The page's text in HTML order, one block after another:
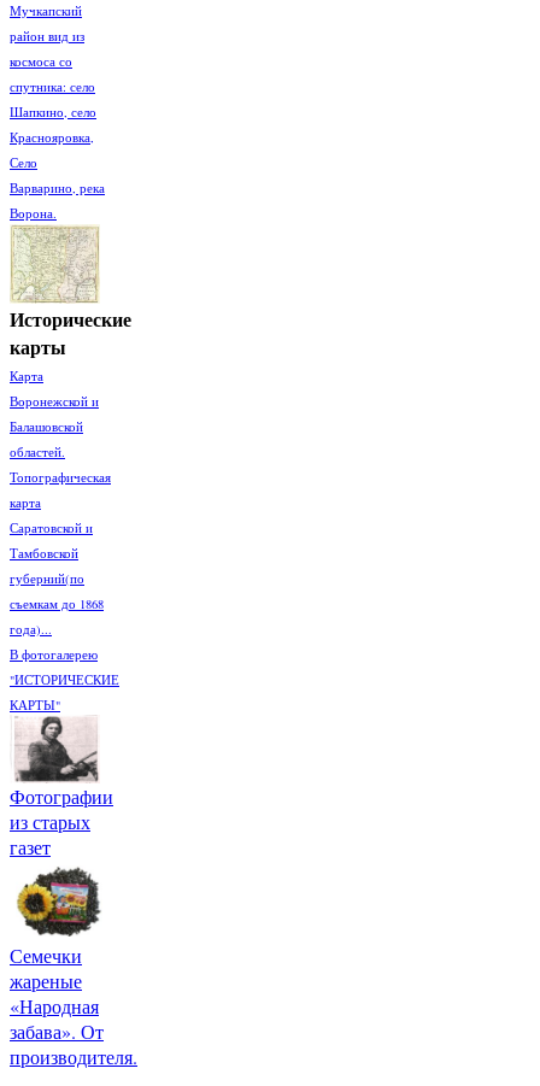
Мучкапский
район вид из
космоса со
спутника: село
Шапкино, село
Краснояровка,
Село
Варварино, река
Ворона.
Исторические
карты
Карта
Воронежской и
Балашовской
областей.
Топографическая
карта
Саратовской и
Тамбовской
губерний(по
съемкам до 1868
года)...
В фотогалерею
"ИСТОРИЧЕСКИЕ
КАРТЫ"
Фотографии
из старых
газет
Семечки
жареные
«Народная
забава». От
производителя.